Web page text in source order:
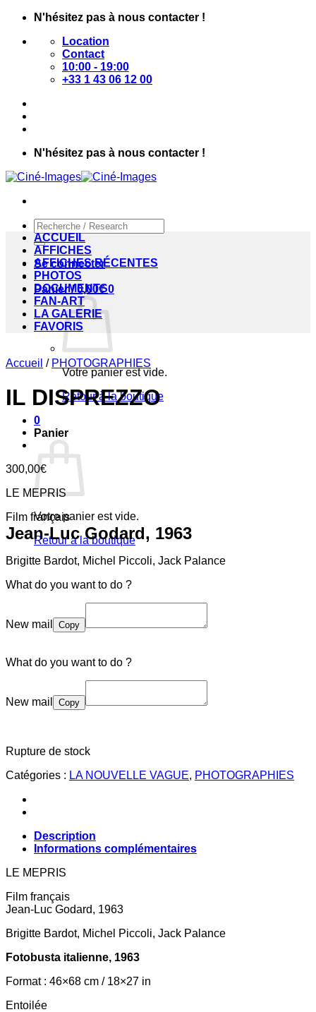
Passer
contenu
N'hésitez pas à nous contacter !
Location
Contact
10:00 - 19:00
+33 1 43 06 12 00
N'hésitez pas à nous contacter !
Recherche
pour :
Se connecter
Panier /0,00€ 0
Votre panier est vide.
Retour à la boutique
0
Panier
Votre panier est vide.
Retour à la boutique
ACCUEIL
AFFICHES
AFFICHES RÉCENTES
PHOTOS
DOCUMENTS
FAN-ART
LA GALERIE
FAVORIS
Accueil / PHOTOGRAPHIES
IL DISPREZZO
300,00€
LE MEPRIS
Film français
Jean-Luc Godard, 1963
Brigitte Bardot, Michel Piccoli, Jack Palance
What do you want to do ?
New mail Copy
What do you want to do ?
New mail Copy
Rupture de stock
Catégories : LA NOUVELLE VAGUE, PHOTOGRAPHIES
Description
Informations complémentaires
LE MEPRIS
Film français
Jean-Luc Godard, 1963
Brigitte Bardot, Michel Piccoli, Jack Palance
Fotobusta italienne, 1963
Format : 46×68 cm / 18×27 in
Entoilée